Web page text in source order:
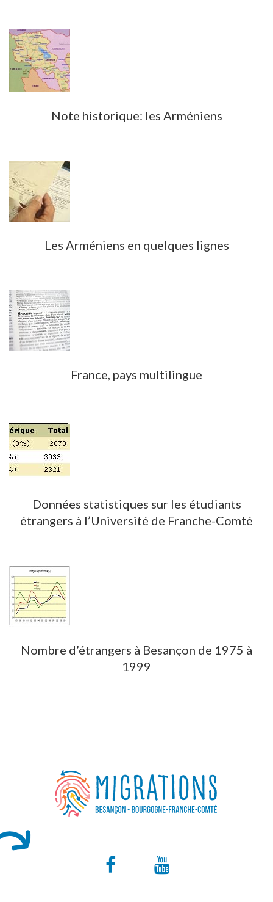
Note historique: les Arméniens
Les Arméniens en quelques lignes
France, pays multilingue
Données statistiques sur les étudiants
étrangers à l’Université de Franche-Comté
Nombre d’étrangers à Besançon de 1975 à
1999
Lien